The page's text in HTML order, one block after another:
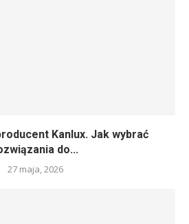
Kanlux. Jak wybrać
do...
27 maja, 2026